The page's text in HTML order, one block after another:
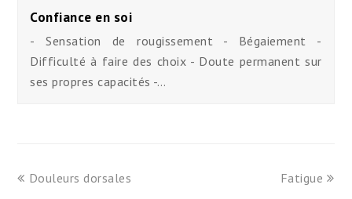
Confiance en soi
- Sensation de rougissement - Bégaiement -
Difficulté à faire des choix - Doute permanent sur
ses propres capacités -…
previous
Douleurs dorsales
next
Fatigue